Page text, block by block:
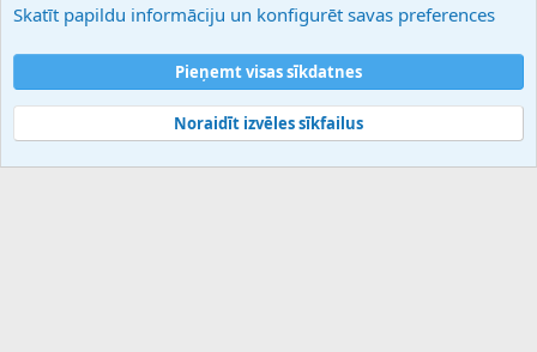
Palīdzība
Noteikumi un nosacījumi
Privātuma politika
Community platform by XenForo® © 2010-2025 XenForo Ltd.
Skatīt papildu informāciju un konfigurēt savas preferences
Pieņemt visas sīkdatnes
Noraidīt izvēles sīkfailus